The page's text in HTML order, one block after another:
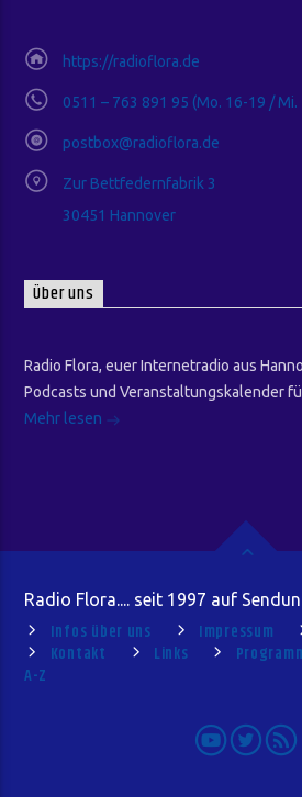
https://radioflora.de
0511 – 763 891 95 (Mo. 16-19 / Mi.
postbox@radioflora.de
Zur Bettfedernfabrik 3
30451 Hannover
Über uns
Radio Flora, euer Internetradio aus
Podcasts und Veranstaltungskalender
Mehr lesen
Radio Flora.... seit 1997 auf
Infos über uns Impressum
Kontakt
Links
A-Z